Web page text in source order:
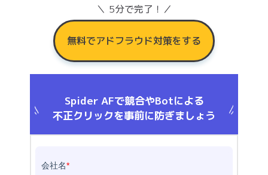
＼ 5分で完了！／
無料でアドフラウド対策をする
Spider AFで競合やBotによる
不正クリックを事前に防ぎましょう